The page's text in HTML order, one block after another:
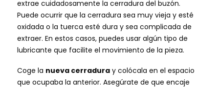
extrae cuidadosamente la cerradura del buzón.
Puede ocurrir que la cerradura sea muy vieja y esté
oxidada o la tuerca esté dura y sea complicada de
extraer. En estos casos, puedes usar algún tipo de
lubricante que facilite el movimiento de la pieza.
Coge la nueva cerradura y colócala en el espacio
que ocupaba la anterior. Asegúrate de que encaje